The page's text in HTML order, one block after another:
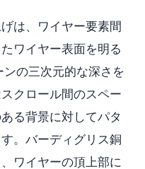
は、ワイヤー要素間
ワイヤー表面を明る
の三次元的な深さを
クロール間のスペー
る背景に対してパタ
。バーディグリス銅
ワイヤーの頂上部に